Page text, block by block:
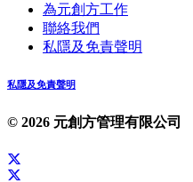
為元創方工作
聯絡我們
私隱及免責聲明
私隱及免責聲明
© 2026 元創方管理有限公司